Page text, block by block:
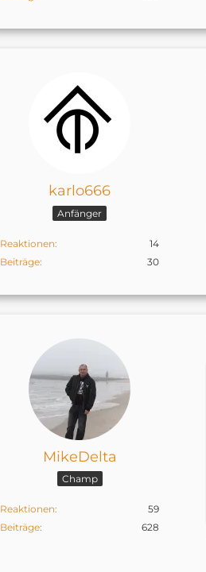
karlo666
Anfänger
Reaktionen
14
Beiträge
30
MikeDelta
Champ
Reaktionen
59
Beiträge
628